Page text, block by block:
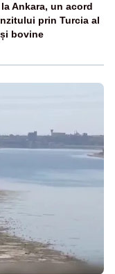
Ankara, un acord
prin Turcia al
bovine